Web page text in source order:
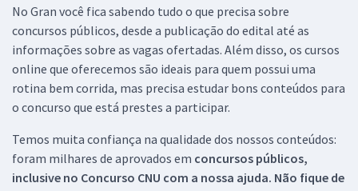
No Gran você fica sabendo tudo o que precisa sobre
concursos públicos, desde a publicação do edital até as
informações sobre as vagas ofertadas. Além disso, os cursos
online que oferecemos são ideais para quem possui uma
rotina bem corrida, mas precisa estudar bons conteúdos para
o concurso que está prestes a participar.
Temos muita confiança na qualidade dos nossos conteúdos:
foram milhares de aprovados em concursos públicos,
inclusive no Concurso CNU com a nossa ajuda. Não fique de